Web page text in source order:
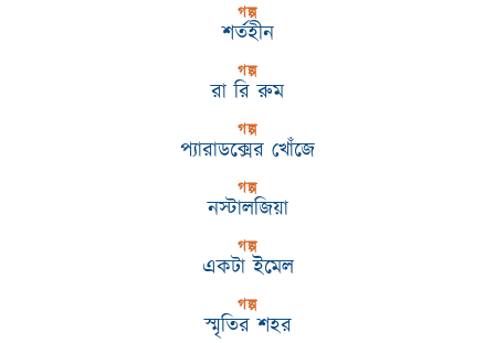
গল্প
শর্তহীন
গল্প
রা রি রুম
গল্প
প্যারাডক্সের খোঁজে
গল্প
নস্টালজিয়া
গল্প
একটা ইমেল
গল্প
স্মৃতির শহর